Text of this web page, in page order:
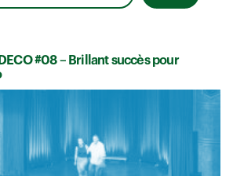
#08 – Brillant succès pour